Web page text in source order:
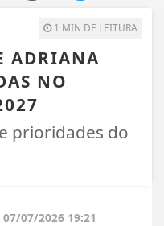
1 MIN DE LEITURA
ADRIANA
NO
prioridades do
07/07/2026 19:21